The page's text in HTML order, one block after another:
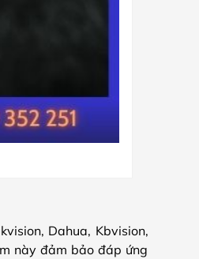
Dahua, Kbvision,
này đảm bảo đáp ứng